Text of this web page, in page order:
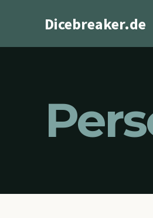
Dicebreaker.de